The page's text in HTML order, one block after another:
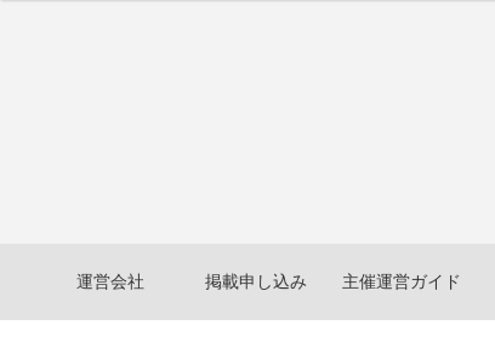
運営会社 掲載申し込み 主催運営ガイド